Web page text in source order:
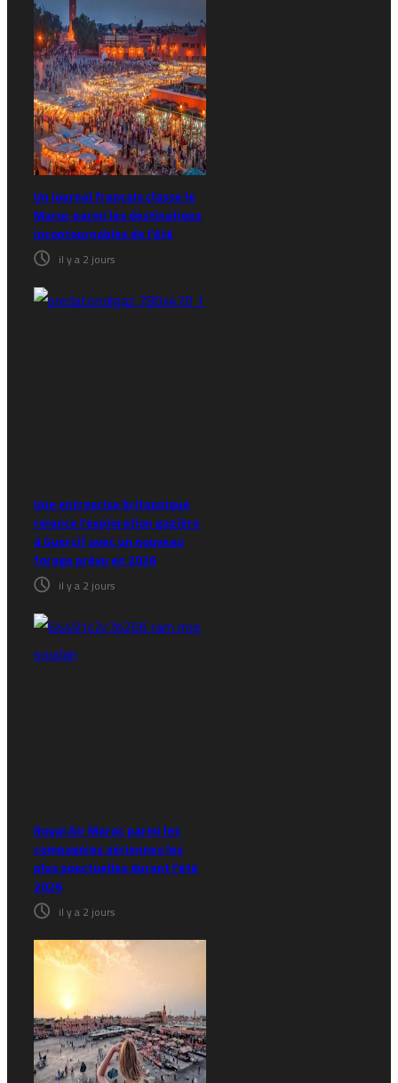
Un journal français classe le
Maroc parmi les destinations
incontournables de l’été
il y a 2 jours
Une entreprise britannique
relance l’exploration gazière
à Guercif avec un nouveau
forage prévu en 2026
il y a 2 jours
Royal Air Maroc parmi les
compagnies aériennes les
plus ponctuelles durant l’été
2026
il y a 2 jours